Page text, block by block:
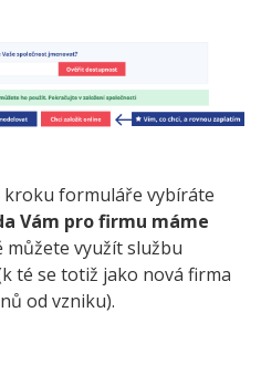
kroku formuláře vybíráte
Vám pro firmu máme
můžete využít službu
té se totiž jako nová firma
od vzniku).